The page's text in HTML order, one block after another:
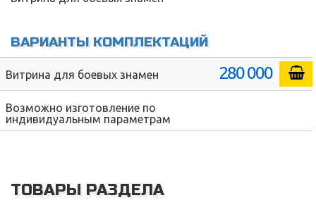
ВАРИАНТЫ КОМПЛЕКТАЦИЙ
Витрина для боевых знамен 280 000
Возможно изготовление по
индивидуальным параметрам
ТОВАРЫ РАЗДЕЛА